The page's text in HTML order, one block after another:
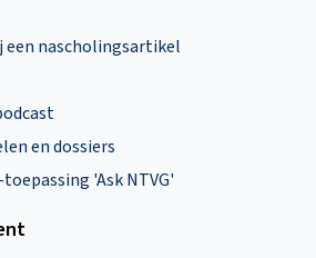
een nascholingsartikel
en dossiers
'Ask NTVG'